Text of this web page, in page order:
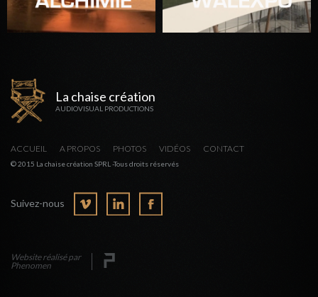
La chaise création
AUDIOVISUAL PRODUCTIONS
ACCUEIL A PROPOS PHOTOS VIDÉOS CONTACT
© 2015 La chaise création SPRL -Tous droits réservés
Suivez-nous
Website réalisé par
Phenomen